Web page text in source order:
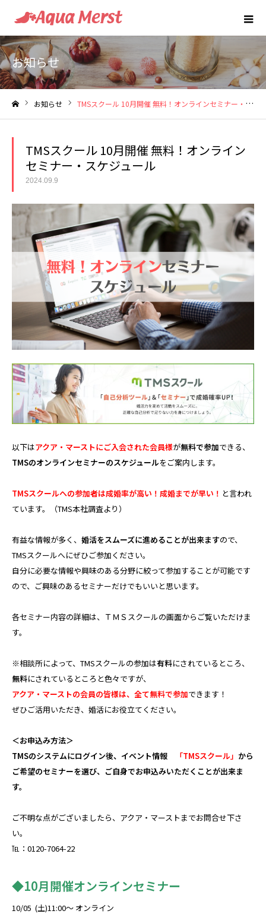
お知らせ
お知らせ TMSスクール 10月開催 無料！オンラインセミナー・スケジュール
TMSスクール 10月開催 無料！オンライン
セミナー・スケジュール
2024.09.9
以下はアクア・マーストにご入会された会員様が無料で参加できる、
TMSのオンラインセミナーのスケジュールをご案内します。
TMSスクールへの参加者は成婚率が高い！成婚までが早い！ と言われ
ています。（TMS本社調査より）
有益な情報が多く、 婚活をスムーズに進めることが出来ますので、
TMSスクールへにぜひご参加ください。
自分に必要な情報や興味のある分野に絞って参加することが可能です
ので、ご興味のあるセミナーだけでもいいと思います。
各セミナー内容の詳細は、ＴＭＳスクールの画面からご覧いただけま
す。
※相談所によって、TMSスクールの参加は有料にされているところ、
無料にされているところと色々ですが、
アクア・マーストの会員の皆様は、全て無料で参加できます！
ぜひご活用いただき、婚活にお役立てください。
＜お申込み方法＞
TMSのシステムにログイン後、イベント情報
「TMSスクール」 から
ご希望のセミナーを選び、ご自身でお申込みいただくことが出来ま
す。
ご不明な点がございましたら、アクア・マーストまでお問合せ下さ
い。
℡：0120-7064-22
◆10月開催オンラインセミナー
10/05 (土)11:00～ オンライン